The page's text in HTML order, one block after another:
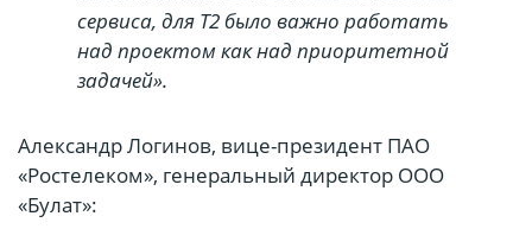
сервиса, для Т2 было важно работать
над проектом как над приоритетной
задачей».
Александр Логинов, вице-президент ПАО
«Ростелеком», генеральный директор ООО
«Булат»: